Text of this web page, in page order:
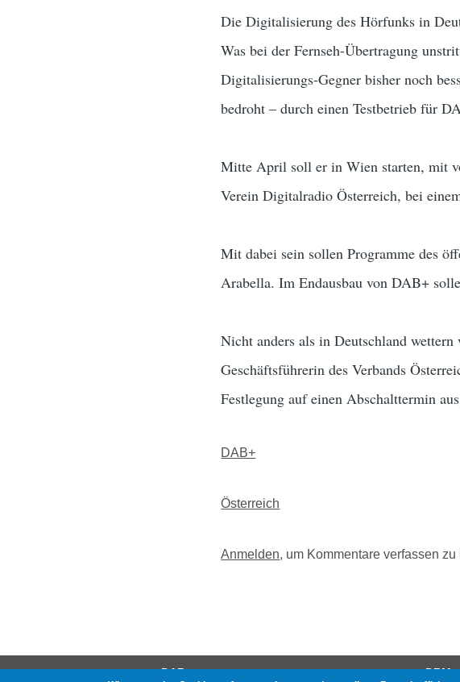
Die Digitalisierung des Hörfunks in
Was bei der Fernseh-Übertragung
Digitalisierungs-Gegner bisher noch
bedroht – durch einen Testbetrieb für
Mitte April soll er in Wien starten, mit
Verein Digitalradio Österreich, bei
Mit dabei sein sollen Programme des
Arabella. Im Endausbau von DAB+
Nicht anders als in Deutschland
Geschäftsführerin des Verbands
Festlegung auf einen Abschalttermin
DAB+
Österreich
Anmelden, um Kommentare verfassen zu
DAB DRM